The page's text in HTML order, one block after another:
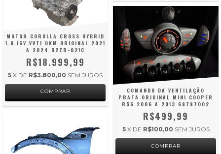
MOTOR COROLLA CROSS HYBRID
1.8 16V VVTI 0KM ORIGINAL 2021
A 2024 B2ZR-G21C
R$18.999,99
5 X DE R$3.800,00 SEM JUROS
COMANDO DA VENTILAÇÃO
PRATA ORIGINAL MINI COOPER
R56 2006 A 2013 69797002
R$499,99
5 X DE R$100,00 SEM JUROS